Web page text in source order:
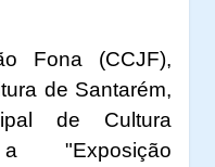
Fona (CCJF),
de Santarém,
de Cultura
"Exposição